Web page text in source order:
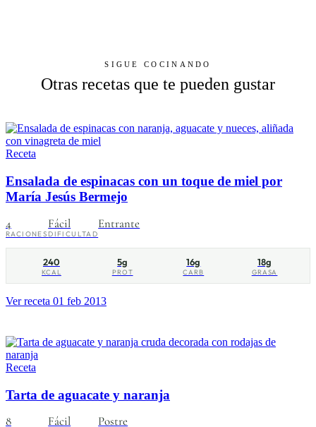
SIGUE COCINANDO
Otras recetas que te pueden gustar
Receta
Ensalada de espinacas con un toque de miel por
María Jesús Bermejo
4
RACIONES
Fácil
DIFICULTAD
Entrante
240
KCAL
5g
PROT
16g
CARB
18g
GRASA
Ver receta 01 feb 2013
Receta
Tarta de aguacate y naranja
8
Fácil Postre